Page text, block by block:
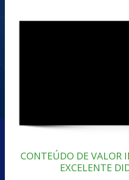
CONTEÚDO DE VALOR
EXCELENTE